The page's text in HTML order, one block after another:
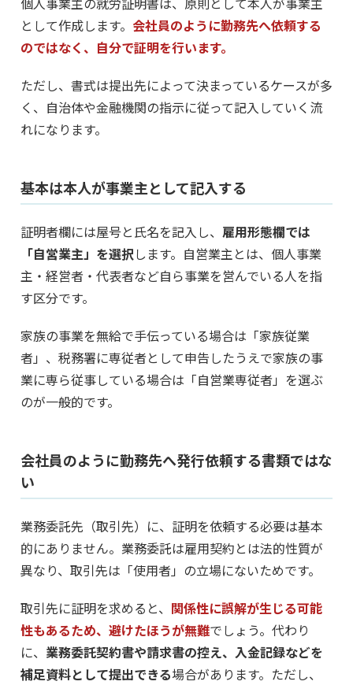
として作成します。 会社員のように勤務先へ依頼する
のではなく、自分で証明を行います。
ただし、書式は提出先によって決まっているケースが多
く、自治体や金融機関の指示に従って記入していく流
れになります。
基本は本人が事業主として記入する
証明者欄には屋号と氏名を記入し、 雇用形態欄では
「自営業主」を選択します。自営業主とは、個人事業
主・経営者・代表者など自ら事業を営んでいる人を指
す区分です。
家族の事業を無給で手伝っている場合は「家族従業
者」、税務署に専従者として申告したうえで家族の事
業に専ら従事している場合は「自営業専従者」を選ぶ
のが一般的です。
会社員のように勤務先へ発行依頼する書類ではな
い
業務委託先（取引先）に、証明を依頼する必要は基本
的にありません。業務委託は雇用契約とは法的性質が
異なり、取引先は「使用者」の立場にないためです。
取引先に証明を求めると、 関係性に誤解が生じる可能
性もあるため、避けたほうが無難でしょう。代わり
に、 業務委託契約書や請求書の控え、入金記録などを
補足資料として提出できる場合があります。ただし、